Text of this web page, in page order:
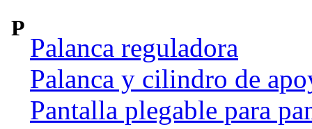
P
Palanca reguladora
Palanca y cilindro de
Pantalla plegable para